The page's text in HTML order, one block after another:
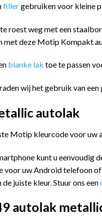
fillergebruiken voor kleine
roest weg met een
met deze Motip Kompakt
blanke lak toe te passen
wij het gebruik van een
autolak
Motip kleurcode voor uw
kunt u
voor uw Android telefoon
juiste kleur. Stuur ons een
autolak